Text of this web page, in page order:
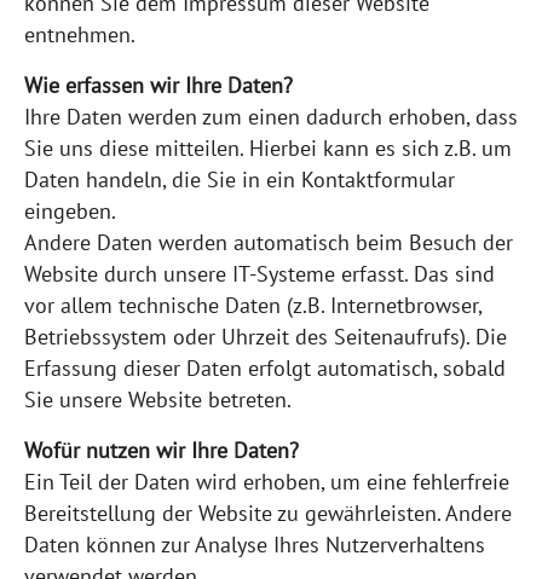
entnehmen.
Wie erfassen wir Ihre Daten?
Ihre Daten werden zum einen dadurch erhoben, dass
Sie uns diese mitteilen. Hierbei kann es sich z.B. um
Daten handeln, die Sie in ein Kontaktformular
eingeben.
Andere Daten werden automatisch beim Besuch der
Website durch unsere IT-Systeme erfasst. Das sind
vor allem technische Daten (z.B. Internetbrowser,
Betriebssystem oder Uhrzeit des Seitenaufrufs). Die
Erfassung dieser Daten erfolgt automatisch, sobald
Sie unsere Website betreten.
Wofür nutzen wir Ihre Daten?
Ein Teil der Daten wird erhoben, um eine fehlerfreie
Bereitstellung der Website zu gewährleisten. Andere
Daten können zur Analyse Ihres Nutzerverhaltens